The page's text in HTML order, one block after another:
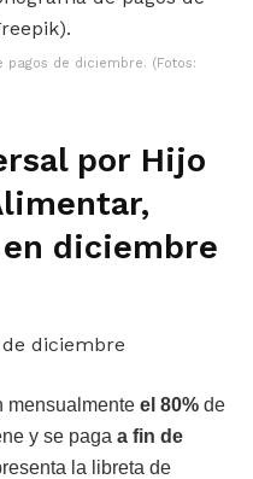
de diciembre. (Fotos:
por Hijo
diciembre
diciembre
mensualmente el 80% de
y se paga a fin de
la libreta de